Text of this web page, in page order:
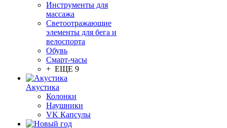
Инструменты для
массажа
Светоотражающие
элементы для бега и
велоспорта
Обувь
Смарт-часы
+ ЕЩЕ 9
Акустика
Колонки
Наушники
VK Капсулы